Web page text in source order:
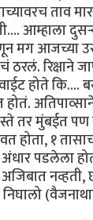
ताव
आम्हाला
मग आजच्या
ठरलं. रिक्षाने
होते कि....
तर मुंबईत
होता, १
पडलेला